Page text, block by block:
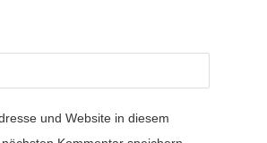
und Website in diesem